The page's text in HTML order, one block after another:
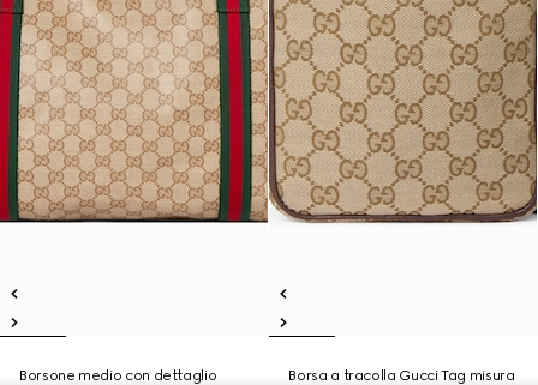
Borsone medio con dettaglio
Borsa a tracolla Gucci Tag misura